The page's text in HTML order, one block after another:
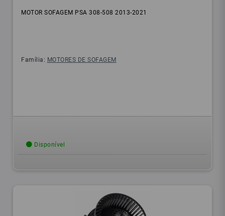
MOTOR SOFAGEM PSA 308-508 2013-2021
Família: MOTORES DE SOFAGEM
Disponível